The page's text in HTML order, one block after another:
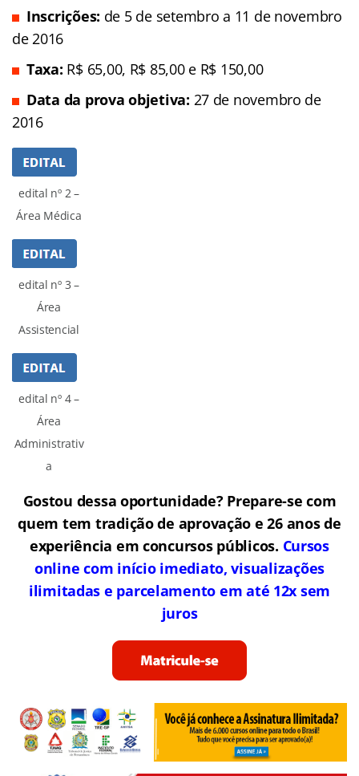
Inscrições: de 5 de setembro a 11 de novembro
de 2016
Taxa: R$ 65,00, R$ 85,00 e R$ 150,00
Data da prova objetiva: 27 de novembro de
2016
edital nº 2 –
Área Médica
edital nº 3 –
Área
Assistencial
edital nº 4 –
Área
Administrativ
a
Gostou dessa oportunidade? Prepare-se com
quem tem tradição de aprovação e 26 anos de
experiência em concursos públicos. Cursos
online com início imediato, visualizações
ilimitadas e parcelamento em até 12x sem
juros